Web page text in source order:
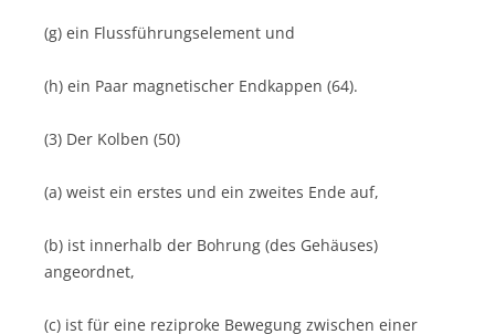
(g) ein Flussführungselement und
(h) ein Paar magnetischer Endkappen (64).
(3) Der Kolben (50)
(a) weist ein erstes und ein zweites Ende auf,
(b) ist innerhalb der Bohrung (des Gehäuses)
angeordnet,
(c) ist für eine reziproke Bewegung zwischen einer